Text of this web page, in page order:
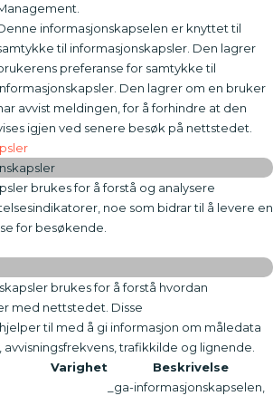
informasjonskapselen er knyttet til
til informasjonskapsler. Den lagrer
preferanse for samtykke til
Den lagrer om en bruker
avvist meldingen, for å forhindre at den
igjen ved senere besøk på nettstedet.
brukes for å forstå og analysere
noe som bidrar til å levere en
for besøkende.
brukes for å forstå hvordan
med nettstedet. Disse
til med å gi informasjon om måledata
trafikkilde og lignende.
Varighet Beskrivelse
_ga-informasjonskapselen,